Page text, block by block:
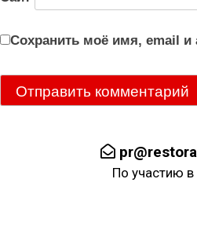
Сохранить моё имя, email и
По участию